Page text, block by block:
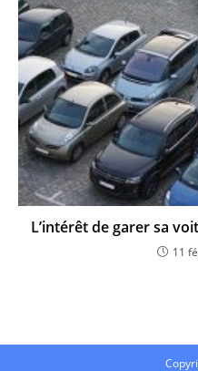
L’intérêt de garer sa
11